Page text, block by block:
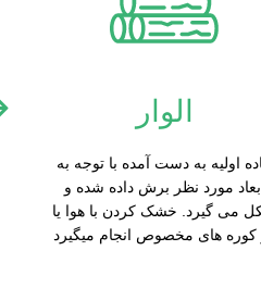
الوار
اولیه به دست آمده با توجه به
مورد نظر برش داده شده و
می گیرد. خشک کردن با هوا یا
کوره های مخصوص انجام میگیرد